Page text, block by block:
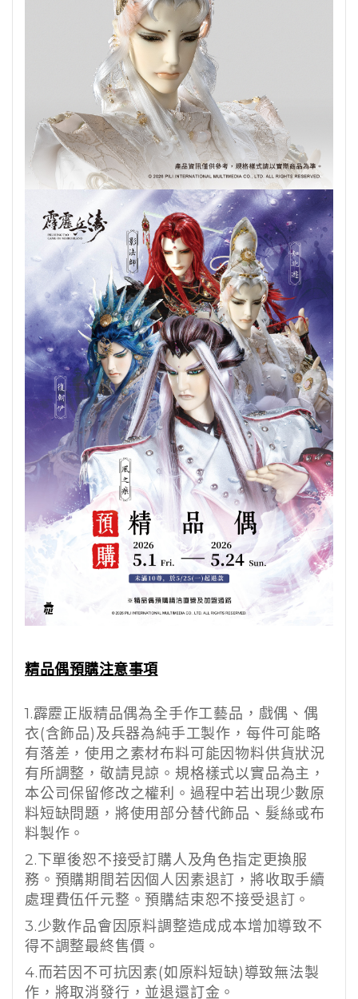
精品偶預購注意事項
1.霹靂正版精品偶為全手作工藝品，戲偶、偶
衣(含飾品)及兵器為純手工製作，每件可能略
有落差，使用之素材布料可能因物料供貨狀況
有所調整，敬請見諒。規格樣式以實品為主，
本公司保留修改之權利。過程中若出現少數原
料短缺問題，將使用部分替代飾品、髮絲或布
料製作。
2.下單後恕不接受訂購人及角色指定更換服
務。預購期間若因個人因素退訂，將收取手續
處理費伍仟元整。預購結束恕不接受退訂。
3.少數作品會因原料調整造成成本增加導致不
得不調整最終售價。
4.而若因不可抗因素(如原料短缺)導致無法製
作，將取消發行，並退還訂金。